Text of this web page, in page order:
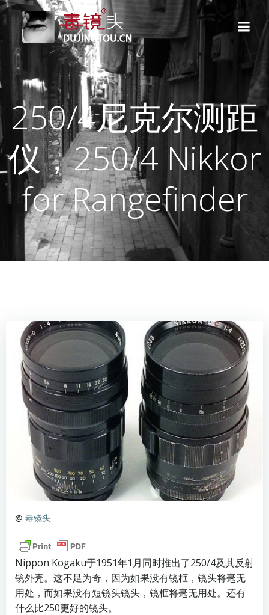
到
内
容
250/4尼克尔测距
仪，250/4 Nikkor
for Rangefinder
@ 毒镜头
Nippon Kogaku于1951年1月同时推出了250/4及其反射
镜外壳。这不足为奇，因为如果没有镜框，镜头将毫无
用处，而如果没有短镜头镜头，镜框将毫无用处。还有
什么比250更好的镜头。